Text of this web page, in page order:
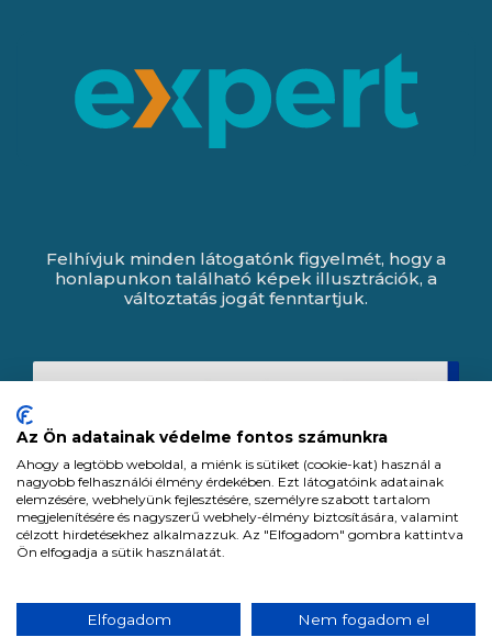
Felhívjuk minden látogatónk figyelmét, hogy a
honlapunkon található képek illusztrációk, a
változtatás jogát fenntartjuk.
Minden jog fenntartva. All rights reserved.
Az Ön adatainak védelme fontos számunkra
Ahogy a legtöbb weboldal, a miénk is sütiket (cookie-kat) használ a
nagyobb felhasználói élmény érdekében. Ezt látogatóink adatainak
elemzésére, webhelyünk fejlesztésére, személyre szabott tartalom
megjelenítésére és nagyszerű webhely-élmény biztosítására, valamint
célzott hirdetésekhez alkalmazzuk. Az "Elfogadom" gombra kattintva
Ön elfogadja a sütik használatát.
Elfogadom Nem fogadom el